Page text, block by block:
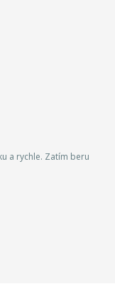
a rychle. Zatím beru